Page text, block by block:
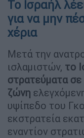
Το Ισραήλ
για να μην
χέρια
Μετά την
ισλαμιστών, το
στρατεύματα
ζώνη
υψίπεδο του
εκστρατεία
εναντίον